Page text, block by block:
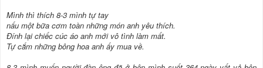
Mình thì thích 8-3 mình tự tay
nấu một bữa cơm toàn những món anh yêu thích.
Đính lại chiếc cúc áo anh mới vô tình làm mất.
Tự cắm những bông hoa anh ấy mua về.